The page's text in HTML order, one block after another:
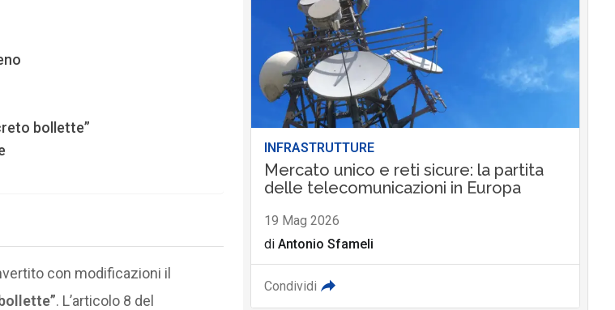
bollette”
con modificazioni il
. L’articolo 8 del
INFRASTRUTTURE
Mercato unico e reti sicure: la partita
delle telecomunicazioni in Europa
19 Mag 2026
di Antonio Sfameli
Condividi